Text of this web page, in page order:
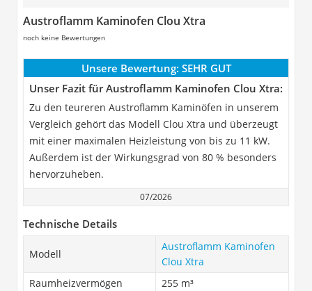
Austroflamm Kaminofen Clou Xtra
noch keine Bewertungen
Unsere Bewertung: SEHR GUT
Unser Fazit für Austroflamm Kaminofen Clou Xtra:
Zu den teureren Austroflamm Kaminöfen in unserem
Vergleich gehört das Modell Clou Xtra und überzeugt
mit einer maximalen Heizleistung von bis zu 11 kW.
Außerdem ist der Wirkungsgrad von 80 % besonders
hervorzuheben.
07/2026
Technische Details
Modell
Austroflamm Kaminofen
Clou Xtra
Raumheizvermögen
255 m³